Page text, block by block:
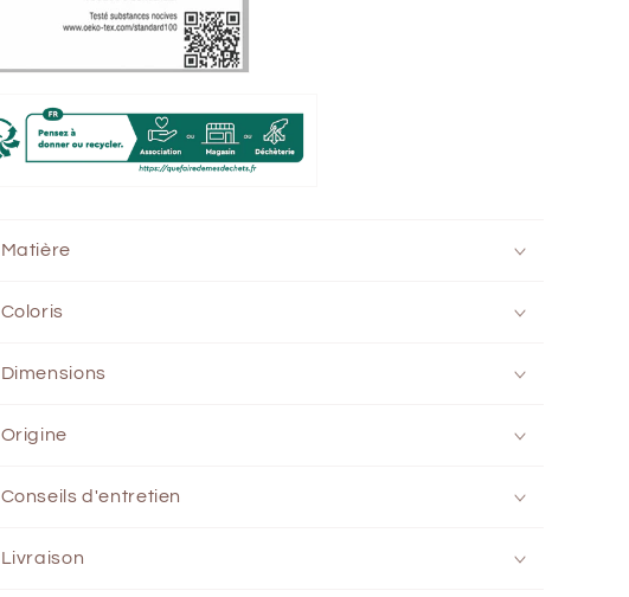
Matière
Coloris
Dimensions
Origine
Conseils d'entretien
Livraison